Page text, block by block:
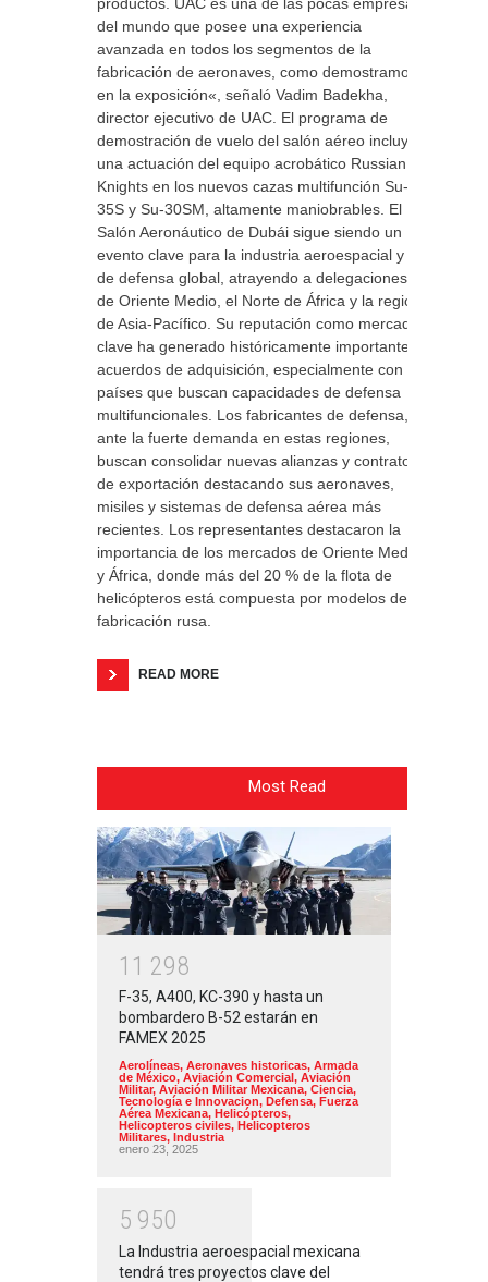
del mundo que posee una experiencia
avanzada en todos los segmentos de la
fabricación de aeronaves, como demostramos
en la exposición«, señaló Vadim Badekha,
director ejecutivo de UAC. El programa de
demostración de vuelo del salón aéreo incluyó
una actuación del equipo acrobático Russian
Knights en los nuevos cazas multifunción Su-
35S y Su-30SM, altamente maniobrables. El
Salón Aeronáutico de Dubái sigue siendo un
evento clave para la industria aeroespacial y
de defensa global, atrayendo a delegaciones
de Oriente Medio, el Norte de África y la región
de Asia-Pacífico. Su reputación como mercado
clave ha generado históricamente importantes
acuerdos de adquisición, especialmente con
países que buscan capacidades de defensa
multifuncionales. Los fabricantes de defensa,
ante la fuerte demanda en estas regiones,
buscan consolidar nuevas alianzas y contratos
de exportación destacando sus aeronaves,
misiles y sistemas de defensa aérea más
recientes. Los representantes destacaron la
importancia de los mercados de Oriente Medio
y África, donde más del 20 % de la flota de
helicópteros está compuesta por modelos de
fabricación rusa.
READ MORE
Most Read
1 1 298
F-35, A400, KC-390 y hasta un
bombardero B-52 estarán en
FAMEX 2025
Aerolíneas, Aeronaves historicas, Armada
de México, Aviación Comercial, Aviación
Militar, Aviación Militar Mexicana, Ciencia,
Tecnología e Innovacion, Defensa, Fuerza
Aérea Mexicana, Helicópteros,
Helicopteros civiles, Helicopteros
Militares, Industria
enero 23, 2025
5 950
La Industria aeroespacial mexicana
tendrá tres proyectos clave del